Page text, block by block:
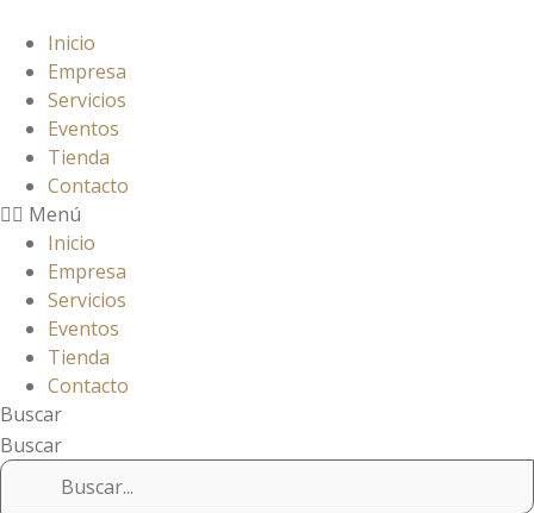
contenido
Inicio
Empresa
Servicios
Eventos
Tienda
Contacto
Menú
Inicio
Empresa
Servicios
Eventos
Tienda
Contacto
Buscar
Buscar